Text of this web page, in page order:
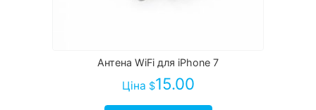
Антена WiFi для iPhone 7
Ціна $15.00